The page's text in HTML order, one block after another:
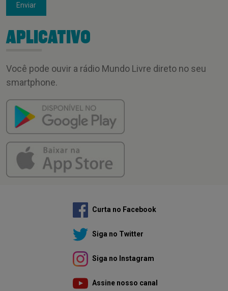
Enviar
APLICATIVO
Você pode ouvir a rádio Mundo Livre direto no seu
smartphone.
Curta no Facebook
Siga no Twitter
Siga no Instagram
Assine nosso canal